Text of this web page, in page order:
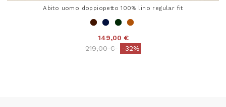
Abito uomo doppiopetto 100% lino regular fit
149,00 €
Price reduced from
219,00 €to-32%